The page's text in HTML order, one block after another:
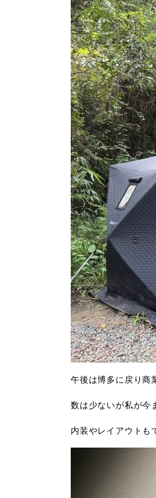
午後は博多に戻り商
数は少ないが私が今
内装やレイアウトも